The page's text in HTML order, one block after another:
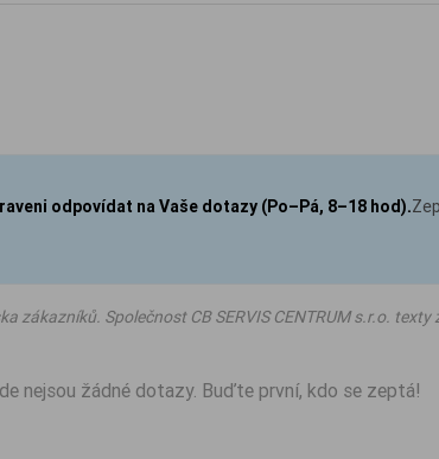
odpovídat na Vaše dotazy (Po–Pá, 8–18 hod).
zákazníků. Společnost CB SERVIS CENTRUM s.r.o.
nejsou žádné dotazy. Buďte první, kdo se zeptá!